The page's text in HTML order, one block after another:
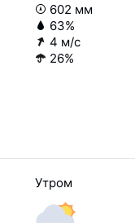
602 мм
63%
4 м/с
26%
Утром